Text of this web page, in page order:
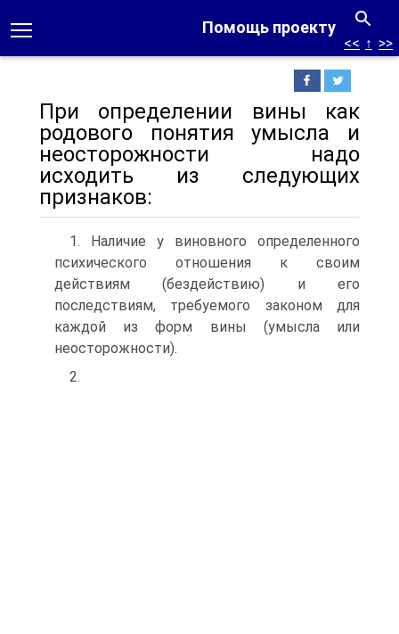
Помощь проекту
<< ↑ >>
При определении вины как
родового понятия умысла и
неосторожности надо
исходить из следующих
признаков:
1. Наличие у виновного определенного
психического отношения к своим
действиям (бездействию) и его
последствиям, требуемого законом для
каждой из форм вины (умысла или
неосторожности).
2.